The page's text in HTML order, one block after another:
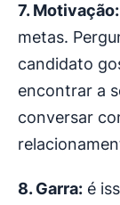
7. Motivação:
metas.
candidato
encontrar a
conversar
8. Garra: é